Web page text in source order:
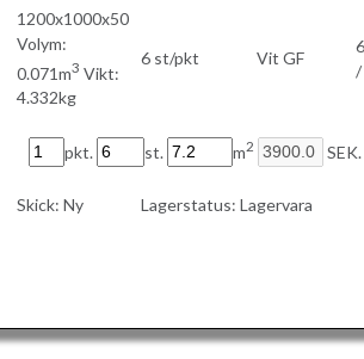
1200x1000x50
Volym:
0.071m3 Vikt:
4.332kg
6 st/pkt Vit GF
/
pkt. st. m2 SEK.
Skick: Ny Lagerstatus: Lagervara